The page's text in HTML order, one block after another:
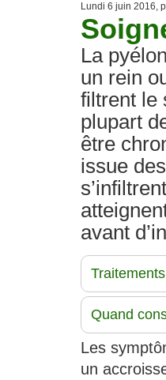
Lundi 6 juin 2016,
La
un rein
filtrent le
plupart
être
issue
avant
Quand
Les
un